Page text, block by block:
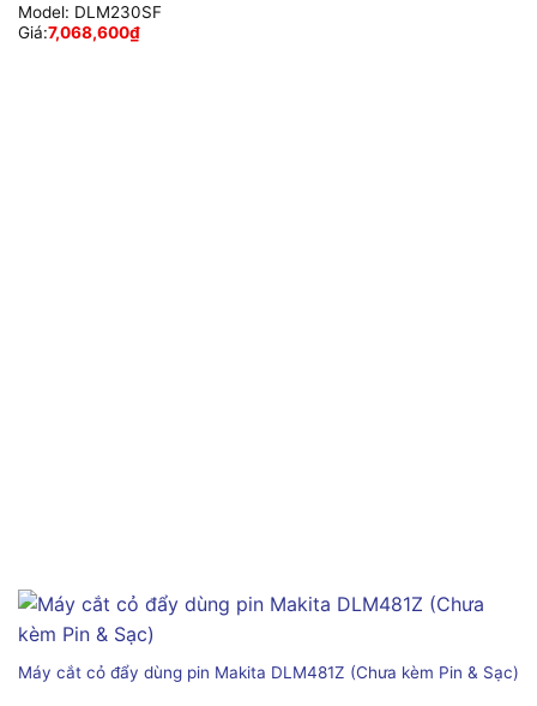
Model: DLM230SF
Giá:7,068,600₫
Máy cắt cỏ đẩy dùng pin Makita DLM481Z (Chưa kèm Pin & Sạc)